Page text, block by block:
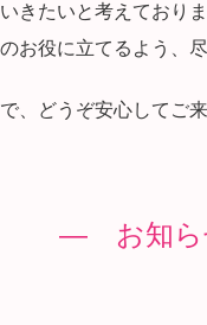
きたいと考えておりま
お役に立てるよう、
、どうぞ安心してご来
― お知